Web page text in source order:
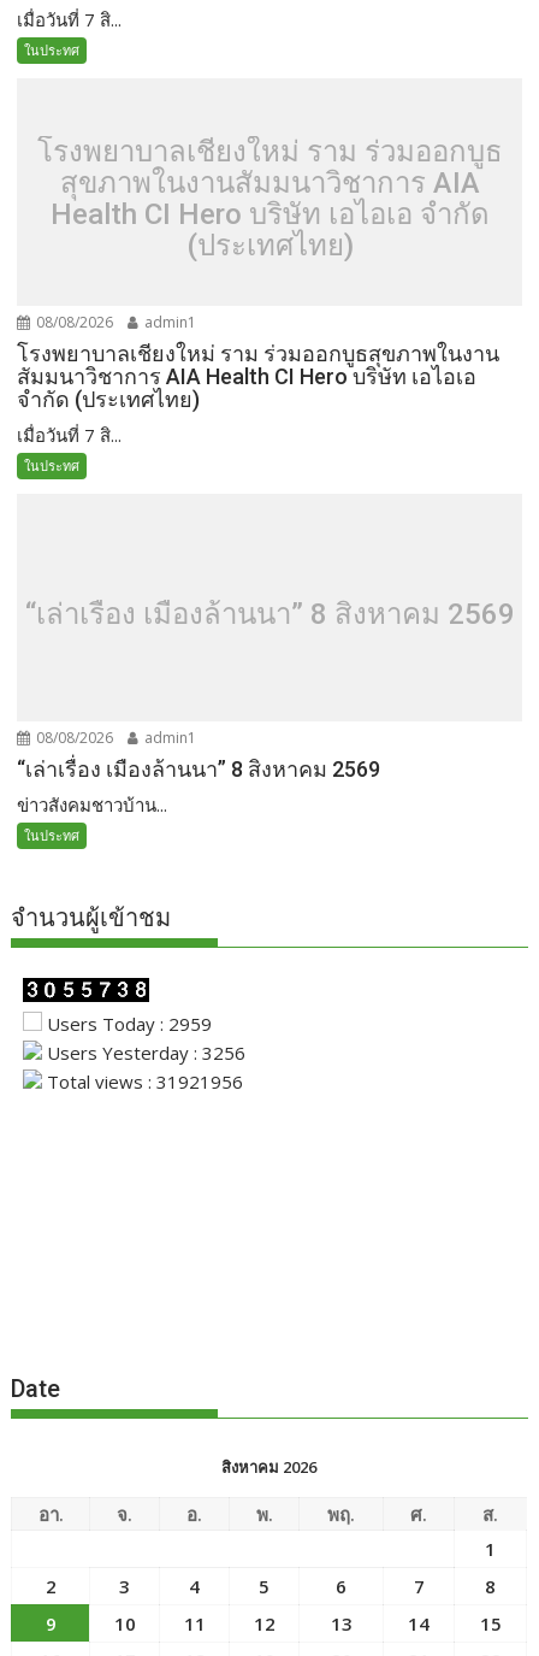
เมื่อวันที่ 7 สิ...
ในประทศ
โรงพยาบาลเชียงใหม่ ราม ร่วมออกบูธ
สุขภาพในงานสัมมนาวิชาการ AIA
Health CI Hero บริษัท เอไอเอ จำกัด
(ประเทศไทย)
08/08/2026 admin1
โรงพยาบาลเชียงใหม่ ราม ร่วมออกบูธสุขภาพในงาน
สัมมนาวิชาการ AIA Health CI Hero บริษัท เอไอเอ
จำกัด (ประเทศไทย)
เมื่อวันที่ 7 สิ...
ในประทศ
“เล่าเรื่อง เมืองล้านนา” 8 สิงหาคม 2569
08/08/2026 admin1
“เล่าเรื่อง เมืองล้านนา” 8 สิงหาคม 2569
ข่าวสังคมชาวบ้าน...
ในประทศ
จำนวนผู้เข้าชม
Users Today : 2959
Users Yesterday : 3256
Total views : 31921956
Date
สิงหาคม 2026
อา. จ. อ. พ. พฤ. ศ.
ส.
1
2
3 4 5 6 7
8
9
10 11 12 13 14
15